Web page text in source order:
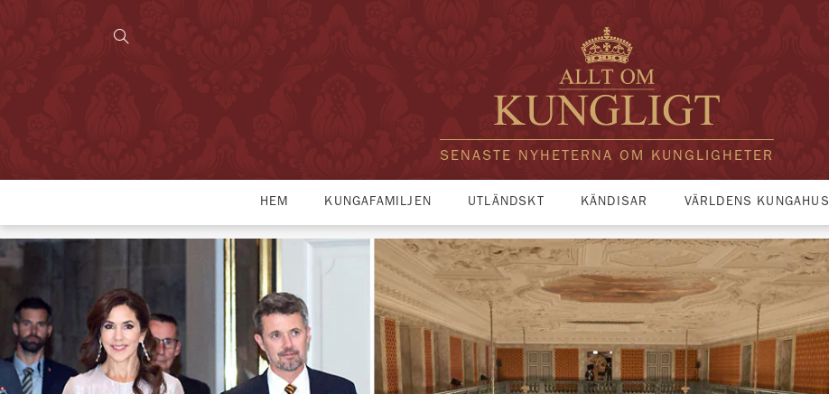
SENASTE NYHETERNA OM KUNGLIGHETER
HEM KUNGAFAMILJEN UTLÄNDSKT KÄNDISAR VÄRLDENS KUNGAHUS